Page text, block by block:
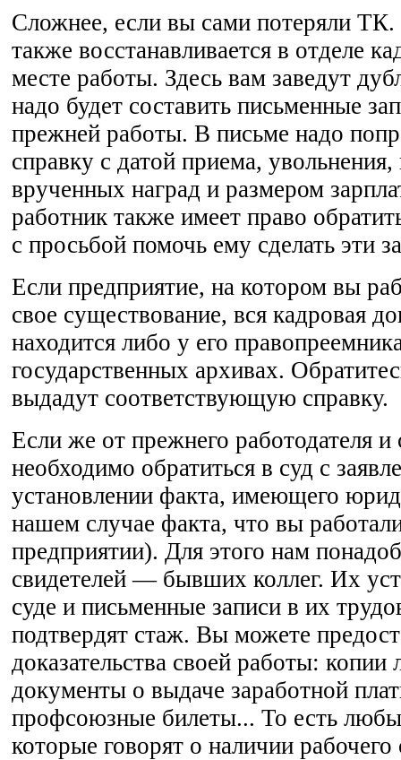
Сложнее, если вы сами потеряли ТК.
также восстанавливается в отделе
месте работы. Здесь вам заведут
надо будет составить письменные
прежней работы. В письме надо
справку с датой приема,
врученных наград и размером
работник также имеет право
с просьбой помочь ему сделать эти
Если предприятие, на котором вы
свое существование, вся кадровая
находится либо у его
государственных архивах.
выдадут соответствующую справку.
Если же от прежнего работодателя и
необходимо обратиться в суд с
установлении факта, имеющего
нашем случае факта, что вы
предприятии). Для этого нам
свидетелей — бывших коллег. Их
суде и письменные записи в их
подтвердят стаж. Вы можете
доказательства своей работы: копии
документы о выдаче заработной
профсоюзные билеты... То есть
которые говорят о наличии рабочего